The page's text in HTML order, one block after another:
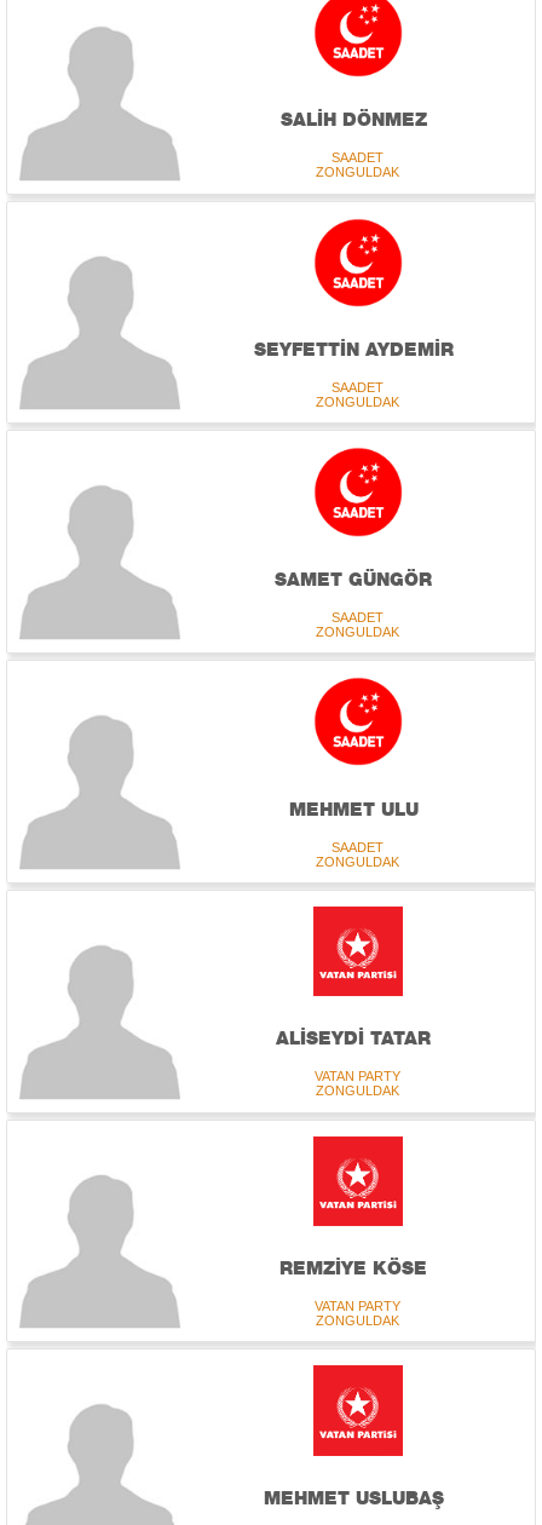
SALİH DÖNMEZ
SAADET
ZONGULDAK
SEYFETTİN AYDEMİR
SAADET
ZONGULDAK
SAMET GÜNGÖR
SAADET
ZONGULDAK
MEHMET ULU
SAADET
ZONGULDAK
ALİSEYDİ TATAR
VATAN PARTY
ZONGULDAK
REMZİYE KÖSE
VATAN PARTY
ZONGULDAK
MEHMET USLUBAŞ